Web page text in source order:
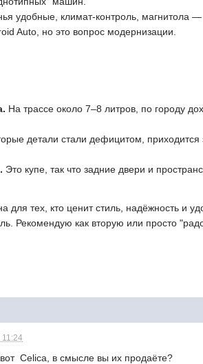
удобные, климат-контроль, магнитола
Auto, но это вопрос модернизации.
На трассе около 7–8 литров, по городу
детали стали дефицитом, приходится
Это купе, так что задние двери и
для тех, кто ценит стиль, надёжность и
Рекомендую как вторую или просто
11:24
Сеlica, в смысле вы их продаёте?